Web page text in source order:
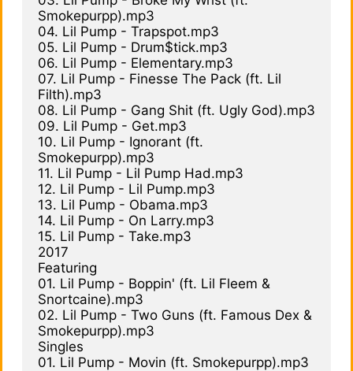
Smokepurpp).mp3
04. Lil Pump - Trapspot.mp3
05. Lil Pump - Drum$tick.mp3
06. Lil Pump - Elementary.mp3
07. Lil Pump - Finesse The Pack (ft. Lil
Filth).mp3
08. Lil Pump - Gang Shit (ft. Ugly God).mp3
09. Lil Pump - Get.mp3
10. Lil Pump - Ignorant (ft.
Smokepurpp).mp3
11. Lil Pump - Lil Pump Had.mp3
12. Lil Pump - Lil Pump.mp3
13. Lil Pump - Obama.mp3
14. Lil Pump - On Larry.mp3
15. Lil Pump - Take.mp3
2017
Featuring
01. Lil Pump - Boppin' (ft. Lil Fleem &
Snortcaine).mp3
02. Lil Pump - Two Guns (ft. Famous Dex &
Smokepurpp).mp3
Singles
01. Lil Pump - Movin (ft. Smokepurpp).mp3